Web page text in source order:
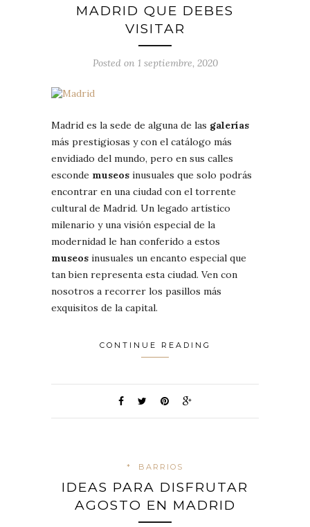
MADRID QUE DEBES
VISITAR
Posted on 1 septiembre, 2020
Madrid es la sede de alguna de las galerías
más prestigiosas y con el catálogo más
envidiado del mundo, pero en sus calles
esconde museos inusuales que solo podrás
encontrar en una ciudad con el torrente
cultural de Madrid. Un legado artístico
milenario y una visión especial de la
modernidad le han conferido a estos
museos inusuales un encanto especial que
tan bien representa esta ciudad. Ven con
nosotros a recorrer los pasillos más
exquisitos de la capital.
CONTINUE READING
* BARRIOS
IDEAS PARA DISFRUTAR
AGOSTO EN MADRID